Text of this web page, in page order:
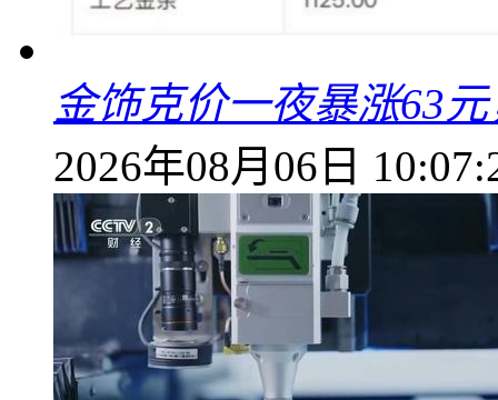
金饰克价一夜暴涨63
2026年08月06日